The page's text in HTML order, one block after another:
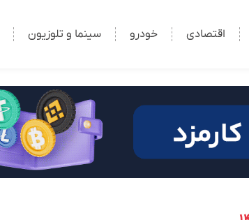
اقتصادی خودرو سینما و تلوزیون